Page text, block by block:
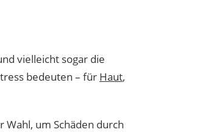
vielleicht sogar die
bedeuten – für Haut,
um Schäden durch